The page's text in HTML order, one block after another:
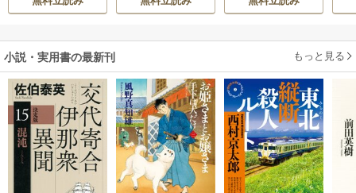
活
小説・実用書の最新刊 もっと見る